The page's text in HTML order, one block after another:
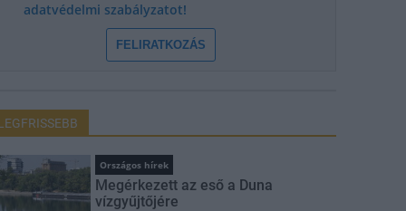
adatvédelmi szabályzatot!
FELIRATKOZÁS
Országos hírek
Megérkezett az eső a Duna
vízgyűjtőjére